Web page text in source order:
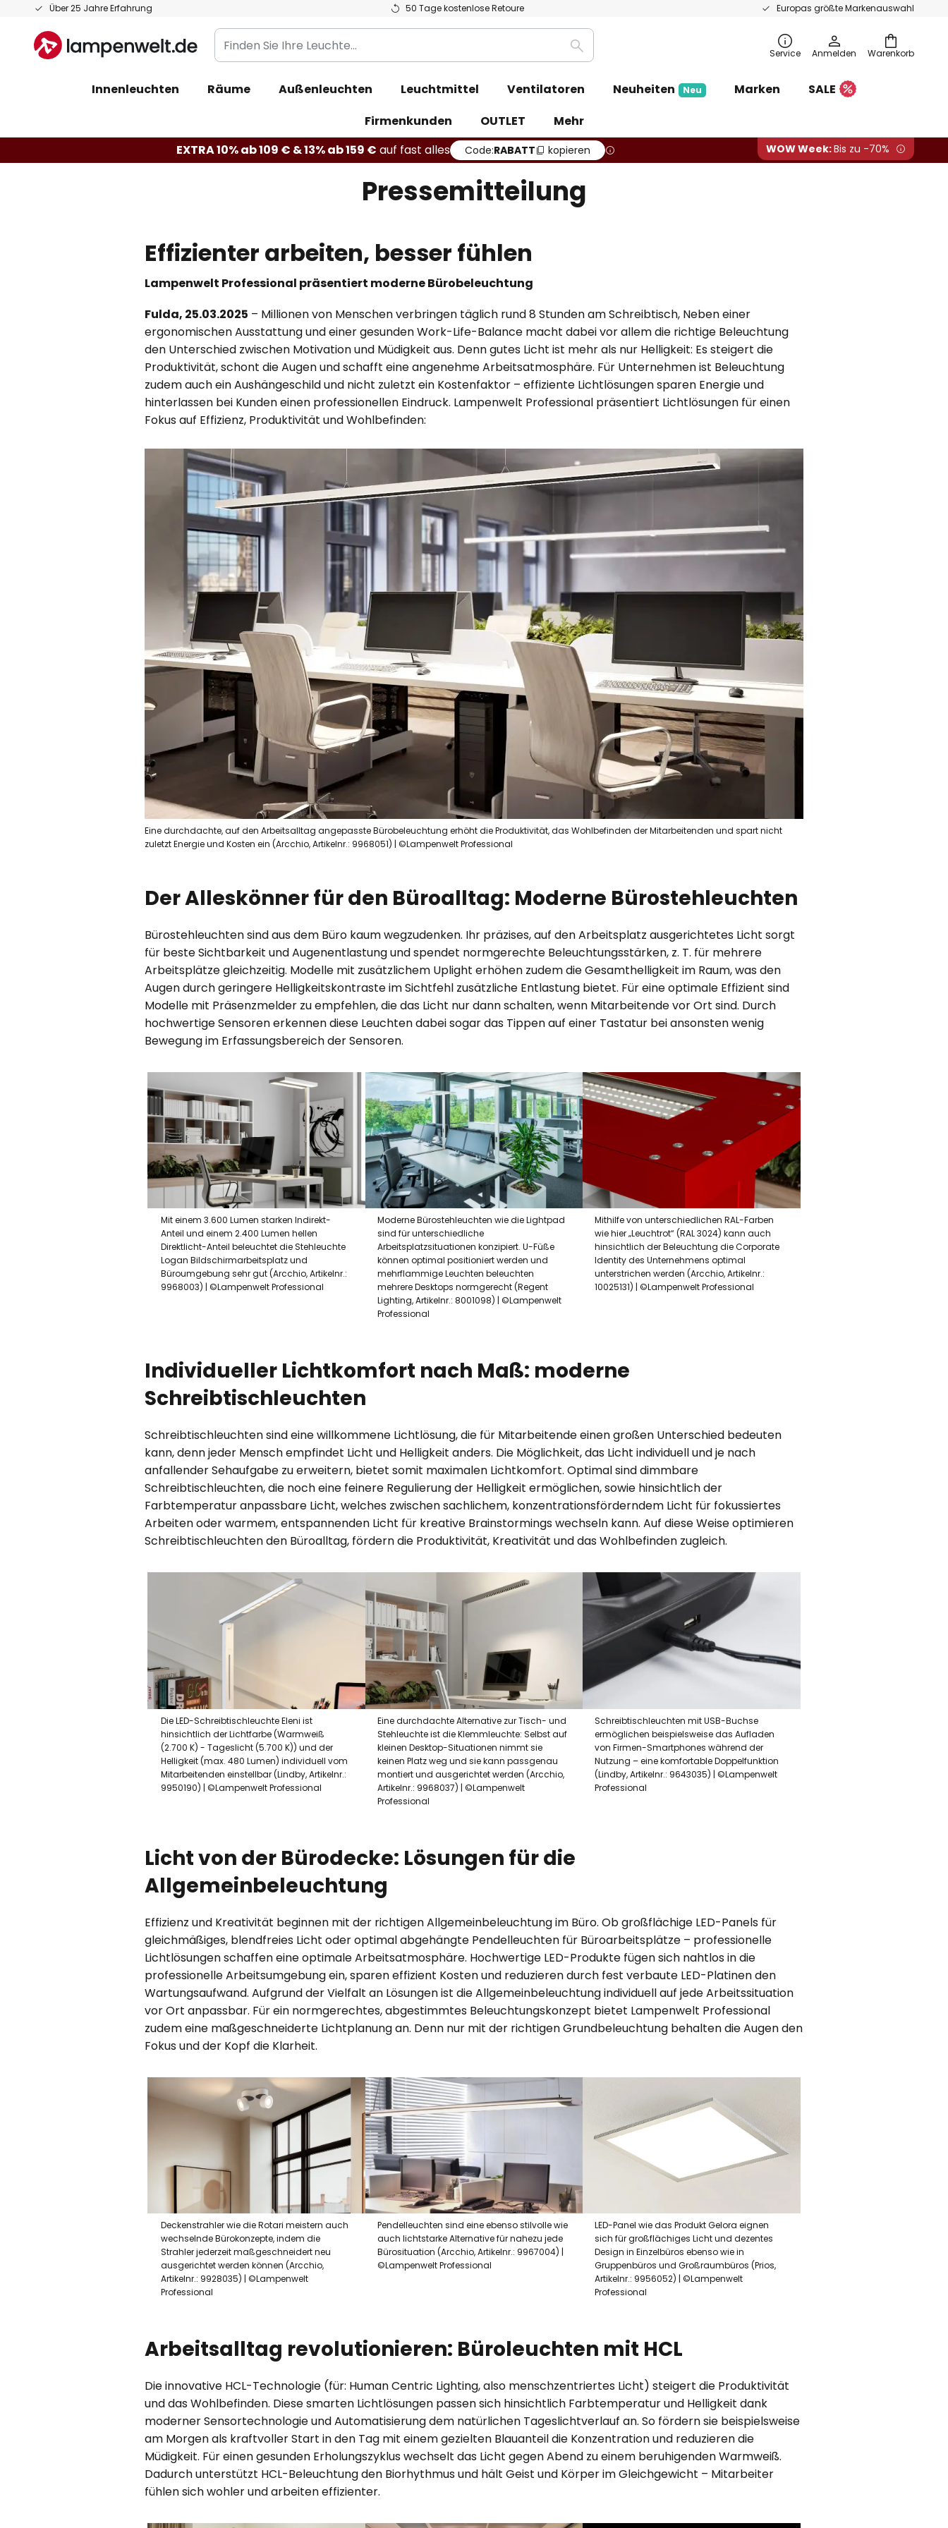
Über 25 Jahre Erfahrung 50 Tage kostenlose Retoure Europas größte Markenauswahl
Zum
springen
Warenkorb
Finden
Sie
Leuchte...
Suche Service Anmelden
Innenleuchten Räume Außenleuchten Leuchtmittel Ventilatoren Neuheiten Neu Marken
SALE
Firmenkunden
OUTLET
Mehr
EXTRA 10% ab 109 € & 13% ab 159 € auf fast alles Code:RABATT kopieren WOW Week:Bis zu -70%
Pressemitteilung
Effizienter arbeiten, besser fühlen
Lampenwelt Professional präsentiert moderne Bürobeleuchtung
Fulda, 25.03.2025 – Millionen von Menschen verbringen täglich rund 8 Stunden am Schreibtisch, Neben einer
ergonomischen Ausstattung und einer gesunden Work-Life-Balance macht dabei vor allem die richtige Beleuchtung
den Unterschied zwischen Motivation und Müdigkeit aus. Denn gutes Licht ist mehr als nur Helligkeit: Es steigert die
Produktivität, schont die Augen und schafft eine angenehme Arbeitsatmosphäre. Für Unternehmen ist Beleuchtung
zudem auch ein Aushängeschild und nicht zuletzt ein Kostenfaktor – effiziente Lichtlösungen sparen Energie und
hinterlassen bei Kunden einen professionellen Eindruck. Lampenwelt Professional präsentiert Lichtlösungen für einen
Fokus auf Effizienz, Produktivität und Wohlbefinden:
Eine durchdachte, auf den Arbeitsalltag angepasste Bürobeleuchtung erhöht die Produktivität, das Wohlbefinden der Mitarbeitenden und spart nicht
zuletzt Energie und Kosten ein (Arcchio, Artikelnr.: 9968051) | ©Lampenwelt Professional
Der Alleskönner für den Büroalltag: Moderne Bürostehleuchten
Bürostehleuchten sind aus dem Büro kaum wegzudenken. Ihr präzises, auf den Arbeitsplatz ausgerichtetes Licht sorgt
für beste Sichtbarkeit und Augenentlastung und spendet normgerechte Beleuchtungsstärken, z. T. für mehrere
Arbeitsplätze gleichzeitig. Modelle mit zusätzlichem Uplight erhöhen zudem die Gesamthelligkeit im Raum, was den
Augen durch geringere Helligkeitskontraste im Sichtfehl zusätzliche Entlastung bietet. Für eine optimale Effizient sind
Modelle mit Präsenzmelder zu empfehlen, die das Licht nur dann schalten, wenn Mitarbeitende vor Ort sind. Durch
hochwertige Sensoren erkennen diese Leuchten dabei sogar das Tippen auf einer Tastatur bei ansonsten wenig
Bewegung im Erfassungsbereich der Sensoren.
Mit einem 3.600 Lumen starken Indirekt-
Anteil und einem 2.400 Lumen hellen
Direktlicht-Anteil beleuchtet die Stehleuchte
Logan Bildschirmarbeitsplatz und
Büroumgebung sehr gut (Arcchio, Artikelnr.:
9968003) | ©Lampenwelt Professional
Moderne Bürostehleuchten wie die Lightpad
sind für unterschiedliche
Arbeitsplatzsituationen konzipiert. U-Füße
können optimal positioniert werden und
mehrflammige Leuchten beleuchten
mehrere Desktops normgerecht (Regent
Lighting, Artikelnr.: 8001098) | ©Lampenwelt
Professional
Mithilfe von unterschiedlichen RAL-Farben
wie hier „Leuchtrot“ (RAL 3024) kann auch
hinsichtlich der Beleuchtung die Corporate
Identity des Unternehmens optimal
unterstrichen werden (Arcchio, Artikelnr.:
10025131) | ©Lampenwelt Professional
Individueller Lichtkomfort nach Maß: moderne
Schreibtischleuchten
Schreibtischleuchten sind eine willkommene Lichtlösung, die für Mitarbeitende einen großen Unterschied bedeuten
kann, denn jeder Mensch empfindet Licht und Helligkeit anders. Die Möglichkeit, das Licht individuell und je nach
anfallender Sehaufgabe zu erweitern, bietet somit maximalen Lichtkomfort. Optimal sind dimmbare
Schreibtischleuchten, die noch eine feinere Regulierung der Helligkeit ermöglichen, sowie hinsichtlich der
Farbtemperatur anpassbare Licht, welches zwischen sachlichem, konzentrationsförderndem Licht für fokussiertes
Arbeiten oder warmem, entspannenden Licht für kreative Brainstormings wechseln kann. Auf diese Weise optimieren
Schreibtischleuchten den Büroalltag, fördern die Produktivität, Kreativität und das Wohlbefinden zugleich.
Die LED-Schreibtischleuchte Eleni ist
hinsichtlich der Lichtfarbe (Warmweiß
(2.700 K) - Tageslicht (5.700 K)) und der
Helligkeit (max. 480 Lumen) individuell vom
Mitarbeitenden einstellbar (Lindby, Artikelnr.:
9950190) | ©Lampenwelt Professional
Eine durchdachte Alternative zur Tisch- und
Stehleuchte ist die Klemmleuchte: Selbst auf
kleinen Desktop-Situationen nimmt sie
keinen Platz weg und sie kann passgenau
montiert und ausgerichtet werden (Arcchio,
Artikelnr.: 9968037) | ©Lampenwelt
Professional
Schreibtischleuchten mit USB-Buchse
ermöglichen beispielsweise das Aufladen
von Firmen-Smartphones während der
Nutzung – eine komfortable Doppelfunktion
(Lindby, Artikelnr.: 9643035) | ©Lampenwelt
Professional
Licht von der Bürodecke: Lösungen für die
Allgemeinbeleuchtung
Effizienz und Kreativität beginnen mit der richtigen Allgemeinbeleuchtung im Büro. Ob großflächige LED-Panels für
gleichmäßiges, blendfreies Licht oder optimal abgehängte Pendelleuchten für Büroarbeitsplätze – professionelle
Lichtlösungen schaffen eine optimale Arbeitsatmosphäre. Hochwertige LED-Produkte fügen sich nahtlos in die
professionelle Arbeitsumgebung ein, sparen effizient Kosten und reduzieren durch fest verbaute LED-Platinen den
Wartungsaufwand. Aufgrund der Vielfalt an Lösungen ist die Allgemeinbeleuchtung individuell auf jede Arbeitssituation
vor Ort anpassbar. Für ein normgerechtes, abgestimmtes Beleuchtungskonzept bietet Lampenwelt Professional
zudem eine maßgeschneiderte Lichtplanung an. Denn nur mit der richtigen Grundbeleuchtung behalten die Augen den
Fokus und der Kopf die Klarheit.
Deckenstrahler wie die Rotari meistern auch
wechselnde Bürokonzepte, indem die
Strahler jederzeit maßgeschneidert neu
ausgerichtet werden können (Arcchio,
Artikelnr.: 9928035) | ©Lampenwelt
Professional
Pendelleuchten sind eine ebenso stilvolle wie
auch lichtstarke Alternative für nahezu jede
Bürosituation (Arcchio, Artikelnr.: 9967004) |
©Lampenwelt Professional
LED-Panel wie das Produkt Gelora eignen
sich für großflächiges Licht und dezentes
Design in Einzelbüros ebenso wie in
Gruppenbüros und Großraumbüros (Prios,
Artikelnr.: 9956052) | ©Lampenwelt
Professional
Arbeitsalltag revolutionieren: Büroleuchten mit HCL
Die innovative HCL-Technologie (für: Human Centric Lighting, also menschzentriertes Licht) steigert die Produktivität
und das Wohlbefinden. Diese smarten Lichtlösungen passen sich hinsichtlich Farbtemperatur und Helligkeit dank
moderner Sensortechnologie und Automatisierung dem natürlichen Tageslichtverlauf an. So fördern sie beispielsweise
am Morgen als kraftvoller Start in den Tag mit einem gezielten Blauanteil die Konzentration und reduzieren die
Müdigkeit. Für einen gesunden Erholungszyklus wechselt das Licht gegen Abend zu einem beruhigenden Warmweiß.
Dadurch unterstützt HCL-Beleuchtung den Biorhythmus und hält Geist und Körper im Gleichgewicht – Mitarbeiter
fühlen sich wohler und arbeiten effizienter.